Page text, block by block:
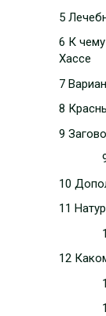
5
6 К
Хассе
7
8
9
10
11
12